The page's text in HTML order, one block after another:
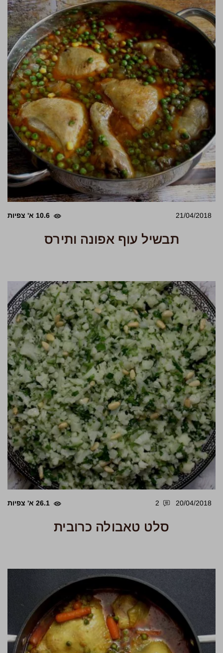
21/04/2018 10.6 א' צפיות
תבשיל עוף אפונה ותירס
20/04/2018
2 26.1 א' צפיות
סלט טאבולה כרובית